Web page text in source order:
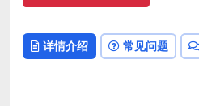
详情介绍 常见问题